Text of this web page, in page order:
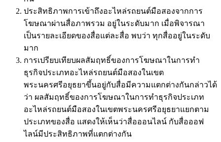
ประสิทธิภาพการเข้าถึงอะไหล่รถยนต์มือสองจากการ
โฆษณาผ่านสื่อภาพรวม อยู่ในระดับมาก เมื่อพิจารณา
เป็นรายละเอียดของสื่อแต่ละสื่อ พบว่า ทุกสื่ออยู่ในระดับ
มาก
การเปรียบเทียบผลสัมฤทธิ์ของการโฆษณาในการทำ
ธุรกิจประเภทอะไหล่รถยนต์มือสองในเขต
พระนครศรีอยุธยาขึ้นอยู่กับสื่อมีความแตกต่างกันกล่าวได้
ว่า ผลสัมฤทธิ์ของการโฆษณาในการทำธุรกิจประเภท
อะไหล่รถยนต์มือสองในเขตพระนครศรีอยุธยาแยกตาม
ประเภทของสื่อ แสดงให้เห็นว่าสื่อออนไลน์ กับสื่อออฟ
ไลน์มีประสิทธิภาพที่แตกต่างกัน